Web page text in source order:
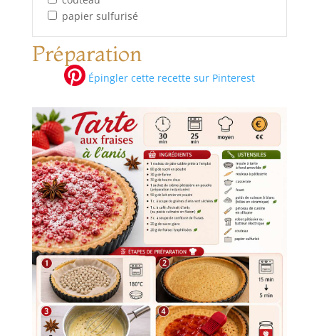
papier sulfurisé
Préparation
Épingler cette recette sur Pinterest